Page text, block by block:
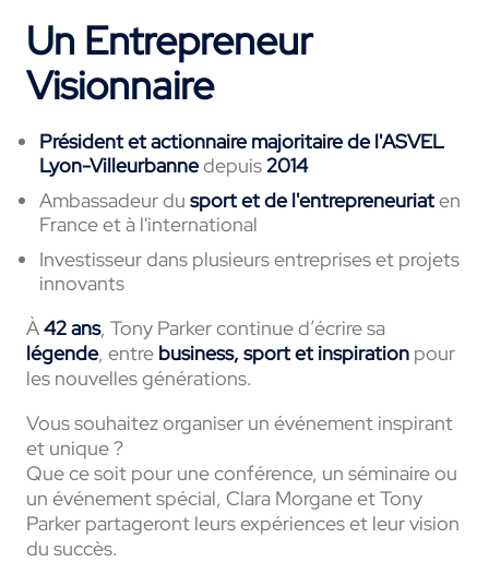
Un Entrepreneur
Visionnaire
Président et actionnaire majoritaire de l'ASVEL
Lyon-Villeurbannedepuis2014
Ambassadeur du sport et de l'entrepreneuriaten
France et à l'international
Investisseur dans plusieurs entreprises et projets
innovants
À42 ans, Tony Parker continue d’écrire sa
légende, entre business, sport et inspiration pour
les nouvelles générations.
Vous souhaitez organiser un événement inspirant
et unique ?
Que ce soit pour une conférence, un séminaire ou
un événement spécial, Clara Morgane et Tony
Parker partageront leurs expériences et leur vision
du succès.